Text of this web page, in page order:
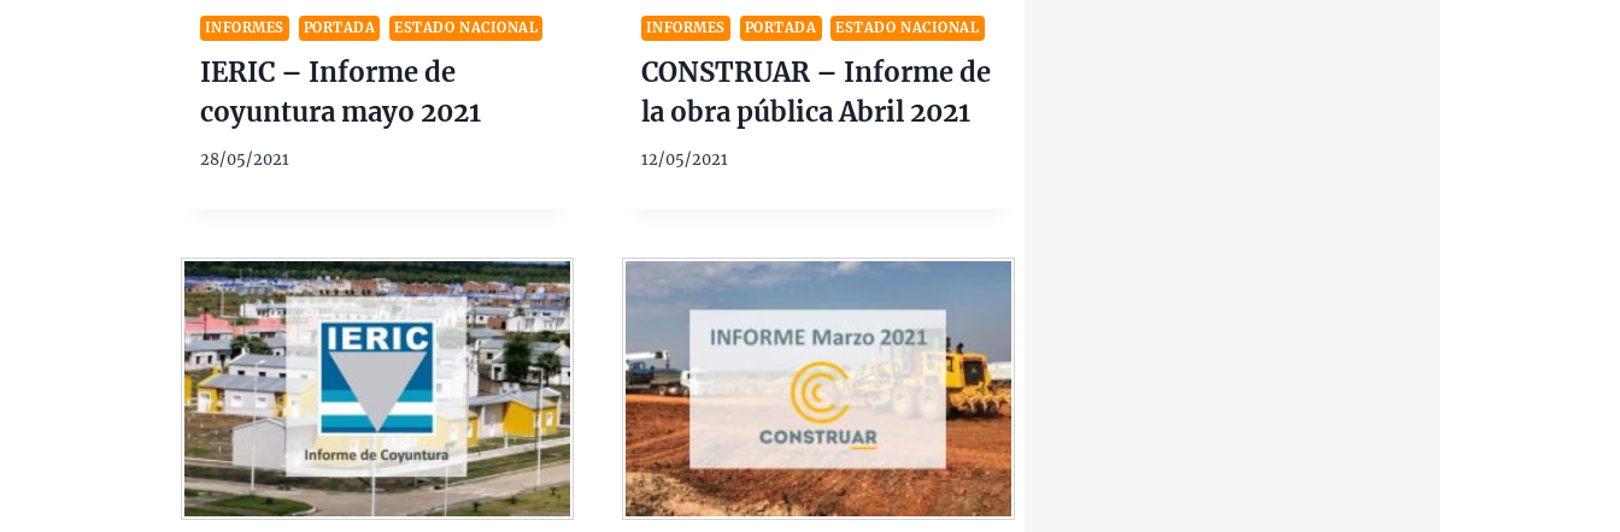
INFORMES PORTADA ESTADO NACIONAL
IERIC – Informe de
coyuntura mayo 2021
28/05/2021
INFORMES PORTADA ESTADO NACIONAL
CONSTRUAR – Informe de
la obra pública Abril 2021
12/05/2021